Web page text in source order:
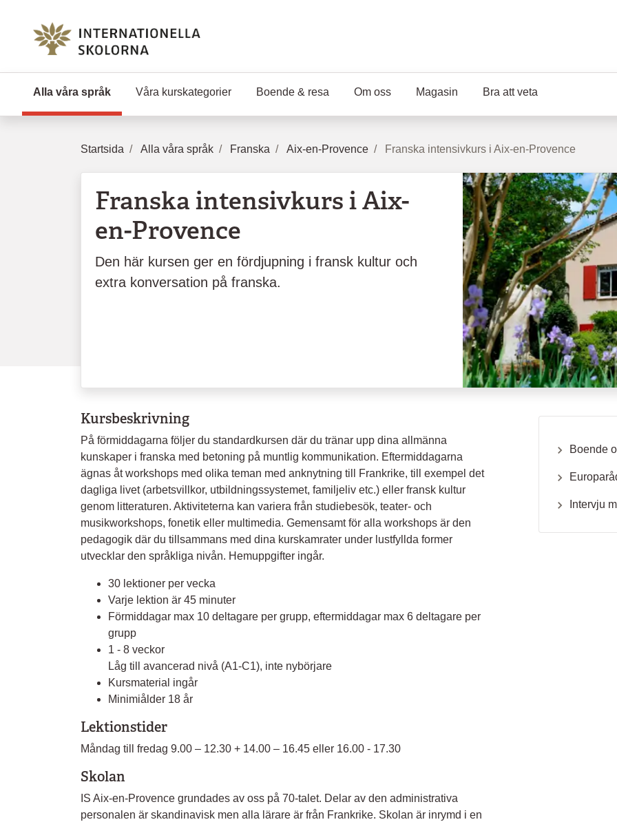
Alla våra språk (Aktuell sida)
Våra kurskategorier Boende & resa Om oss Magasin Bra att veta
Startsida Alla våra språk Franska Aix-en-Provence Franska intensivkurs i Aix-en-Provence
Franska intensivkurs i Aix-
en-Provence
Den här kursen ger en fördjupning i fransk kultur och
extra konversation på franska.
Kursbeskrivning
På förmiddagarna följer du standardkursen där du tränar upp dina allmänna
kunskaper i franska med betoning på muntlig kommunikation. Eftermiddagarna
ägnas åt workshops med olika teman med anknytning till Frankrike, till exempel det
dagliga livet (arbetsvillkor, utbildningssystemet, familjeliv etc.) eller fransk kultur
genom litteraturen. Aktiviteterna kan variera från studiebesök, teater- och
musikworkshops, fonetik eller multimedia. Gemensamt för alla workshops är den
pedagogik där du tillsammans med dina kurskamrater under lustfyllda former
utvecklar den språkliga nivån. Hemuppgifter ingår.
30 lektioner per vecka
Varje lektion är 45 minuter
Förmiddagar max 10 deltagare per grupp, eftermiddagar max 6 deltagare per
grupp
1 - 8 veckor
Låg till avancerad nivå (A1-C1), inte nybörjare
Kursmaterial ingår
Minimiålder 18 år
Lektionstider
Måndag till fredag 9.00 – 12.30 + 14.00 – 16.45 eller 16.00 - 17.30
Skolan
IS Aix-en-Provence grundades av oss på 70-talet. Delar av den administrativa
personalen är skandinavisk men alla lärare är från Frankrike. Skolan är inrymd i en
Boende
Intervju